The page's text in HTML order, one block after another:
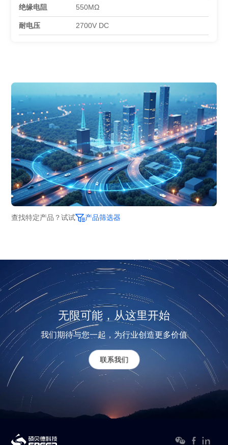
绝缘电阻 550MΩ
耐电压 2700V DC
查找特定产品？试试 产品筛选器
无限可能，从这里开始
我们期待与您一起，为行业创造更多价值
联系我们